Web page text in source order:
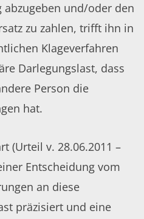
und/oder den
zu zahlen, trifft ihn in
Klageverfahren
Darlegungslast, dass
Person die
hat.
(Urteil v. 28.06.2011 –
Entscheidung vom
an diese
präzisiert und eine